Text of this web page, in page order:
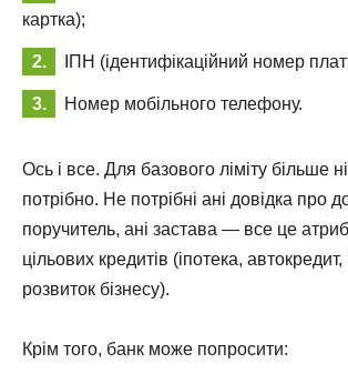
картка);
ІПН (ідентифікаційний номер
Номер мобільного телефону.
Ось і все. Для базового ліміту більше
потрібно. Не потрібні ані довідка про
поручитель, ані застава — все це
цільових кредитів (іпотека,
розвиток бізнесу).
Крім того, банк може попросити: